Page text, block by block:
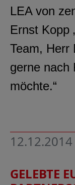
LEA von
Ernst Kopp
Team, Herr
gerne nach
möchte.“
12.12.2014
GELEBTE